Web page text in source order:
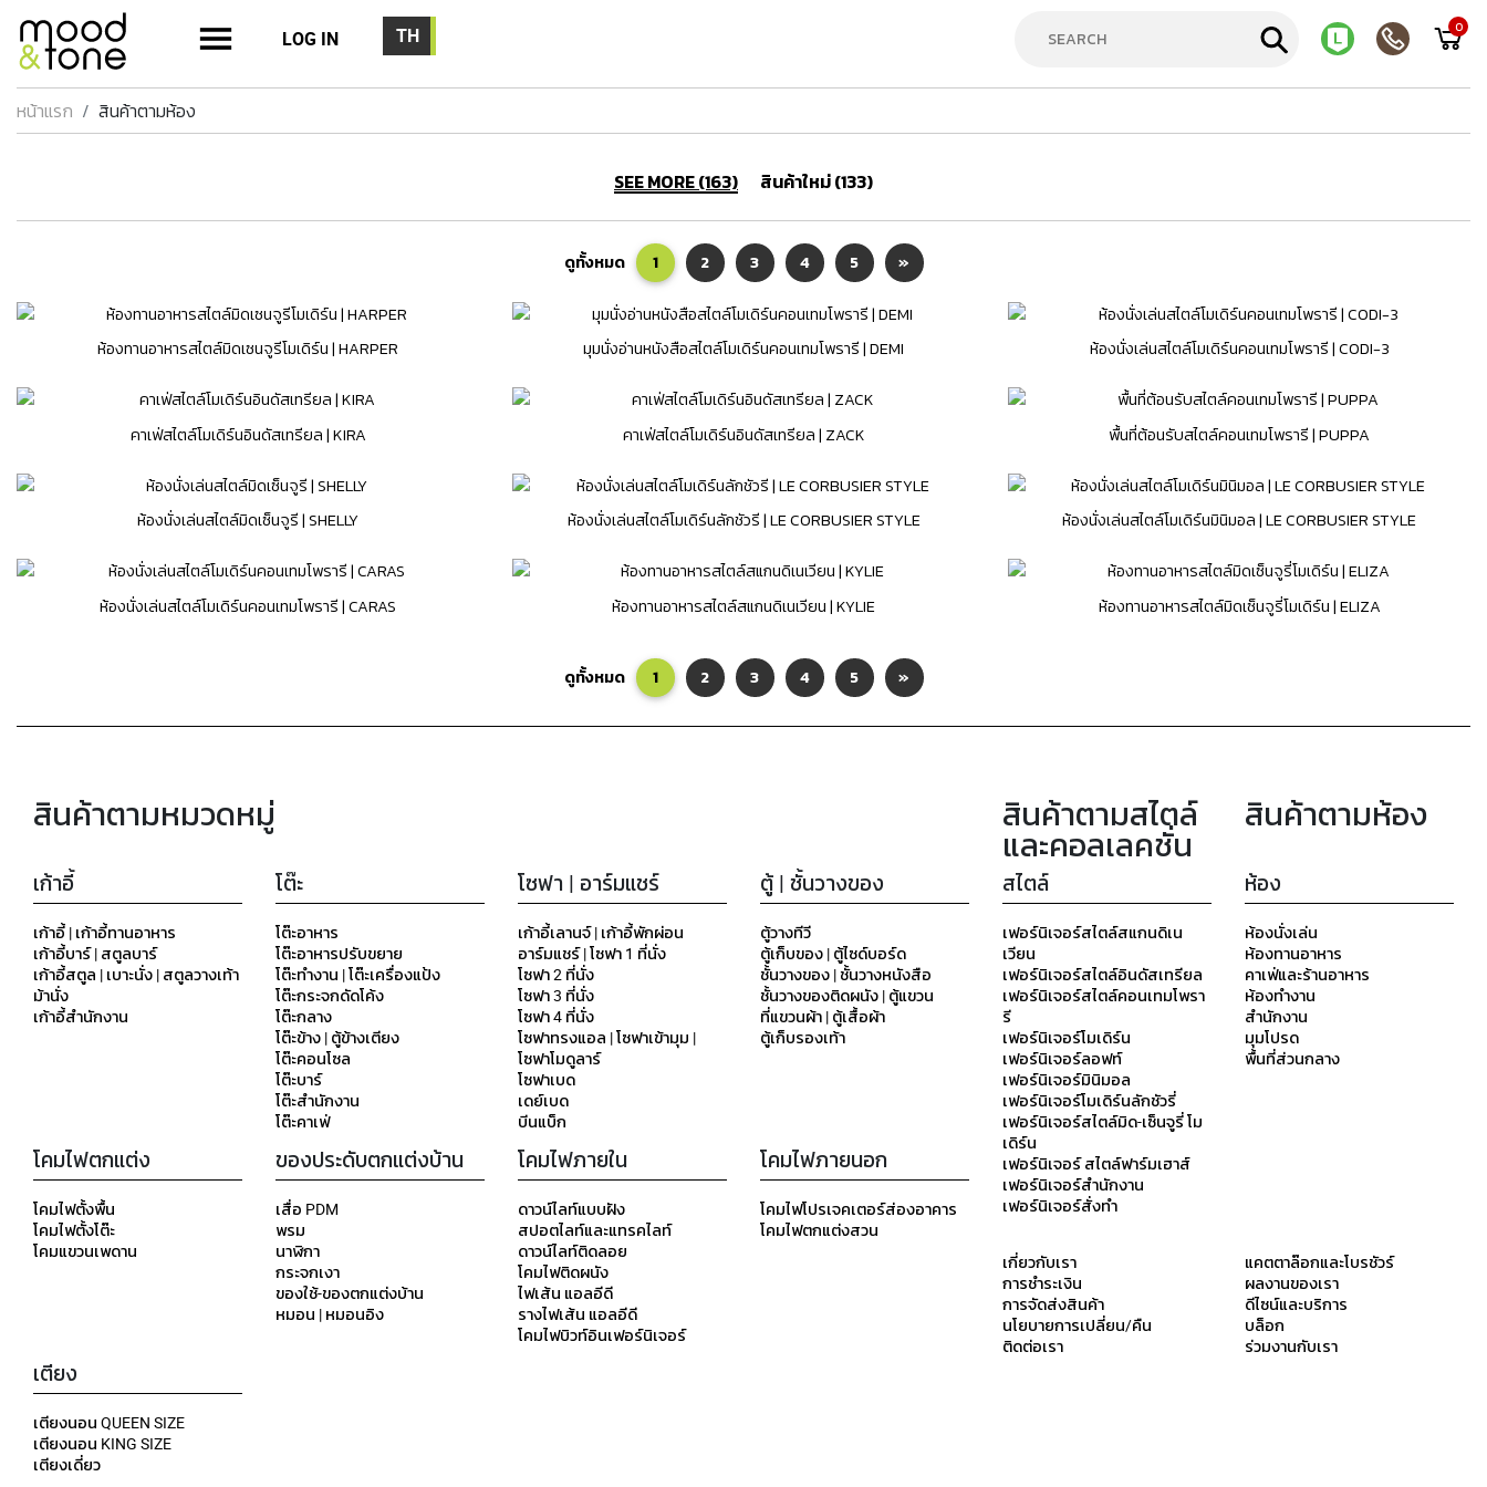
LOG IN 0
หน้าแรก สินค้าตามห้อง
SEE MORE (163) สินค้าใหม่ (133)
ดูทั้งหมด 1 2 3 4 5 »
ห้องทานอาหารสไตล์มิดเซนจูรีโมเดิร์น | HARPER มุมนั่งอ่านหนังสือสไตล์โมเดิร์นคอนเทมโพรารี | DEMI ห้องนั่งเล่นสไตล์โมเดิร์นคอนเทมโพรารี | CODI-3
คาเฟ่สไตล์โมเดิร์นอินดัสเทรียล | KIRA คาเฟ่สไตล์โมเดิร์นอินดัสเทรียล | ZACK พื้นที่ต้อนรับสไตล์คอนเทมโพรารี | PUPPA
ห้องนั่งเล่นสไตล์มิดเซ็นจูรี | SHELLY ห้องนั่งเล่นสไตล์โมเดิร์นลักชัวรี | LE CORBUSIER STYLE ห้องนั่งเล่นสไตล์โมเดิร์นมินิมอล | LE CORBUSIER STYLE
ห้องนั่งเล่นสไตล์โมเดิร์นคอนเทมโพรารี | CARAS ห้องทานอาหารสไตล์สแกนดิเนเวียน | KYLIE ห้องทานอาหารสไตล์มิดเซ็นจูรี่โมเดิร์น | ELIZA
ดูทั้งหมด 1 2 3 4 5 »
สินค้าตามหมวดหมู่
เก้าอี้
เก้าอี้ | เก้าอี้ทานอาหาร
เก้าอี้บาร์ | สตูลบาร์
เก้าอี้สตูล | เบาะนั่ง | สตูลวางเท้า
ม้านั่ง
เก้าอี้สำนักงาน
โต๊ะ
โต๊ะอาหาร
โต๊ะอาหารปรับขยาย
โต๊ะทำงาน | โต๊ะเครื่องแป้ง
โต๊ะกระจกดัดโค้ง
โต๊ะกลาง
โต๊ะข้าง | ตู้ข้างเตียง
โต๊ะคอนโซล
โต๊ะบาร์
โต๊ะสำนักงาน
โต๊ะคาเฟ่
โซฟา | อาร์มแชร์
เก้าอี้เลานจ์ | เก้าอี้พักผ่อน
อาร์มแชร์ | โซฟา 1 ที่นั่ง
โซฟา 2 ที่นั่ง
โซฟา 3 ที่นั่ง
โซฟา 4 ที่นั่ง
โซฟาทรงแอล | โซฟาเข้ามุม |
โซฟาโมดูลาร์
โซฟาเบด
เดย์เบด
บีนแบ็ก
ตู้ | ชั้นวางของ
ตู้วางทีวี
ตู้เก็บของ | ตู้ไซด์บอร์ด
ชั้นวางของ | ชั้นวางหนังสือ
ชั้นวางของติดผนัง | ตู้แขวน
ที่แขวนผ้า | ตู้เสื้อผ้า
ตู้เก็บรองเท้า
โคมไฟตกแต่ง
โคมไฟตั้งพื้น
โคมไฟตั้งโต๊ะ
โคมแขวนเพดาน
ของประดับตกแต่งบ้าน
เสื่อ PDM
พรม
นาฬิกา
กระจกเงา
ของใช้-ของตกแต่งบ้าน
หมอน | หมอนอิง
โคมไฟภายใน
ดาวน์ไลท์แบบฝัง
สปอตไลท์และแทรคไลท์
ดาวน์ไลท์ติดลอย
โคมไฟติดผนัง
ไฟเส้น แอลอีดี
รางไฟเส้น แอลอีดี
โคมไฟบิวท์อินเฟอร์นิเจอร์
โคมไฟภายนอก
โคมไฟโปรเจคเตอร์ส่องอาคาร
โคมไฟตกแต่งสวน
เตียง
เตียงนอน QUEEN SIZE
เตียงนอน KING SIZE
เตียงเดี่ยว
สินค้าตามสไตล์
และคอลเลคชั่น
สไตล์
เฟอร์นิเจอร์สไตล์สแกนดิเน
เวียน
เฟอร์นิเจอร์สไตล์อินดัสเทรียล
เฟอร์นิเจอร์สไตล์คอนเทมโพรา
รี
เฟอร์นิเจอร์โมเดิร์น
เฟอร์นิเจอร์ลอฟท์
เฟอร์นิเจอร์มินิมอล
เฟอร์นิเจอร์โมเดิร์นลักชัวรี่
เฟอร์นิเจอร์สไตล์มิด-เซ็นจูรี่ โม
เดิร์น
เฟอร์นิเจอร์ สไตล์ฟาร์มเฮาส์
เฟอร์นิเจอร์สำนักงาน
เฟอร์นิเจอร์สั่งทำ
สินค้าตามห้อง
ห้อง
ห้องนั่งเล่น
ห้องทานอาหาร
คาเฟ่และร้านอาหาร
ห้องทำงาน
สำนักงาน
มุมโปรด
พื้นที่ส่วนกลาง
เกี่ยวกับเรา
การชำระเงิน
การจัดส่งสินค้า
นโยบายการเปลี่ยน/คืน
ติดต่อเรา
แคตตาล๊อกและโบรชัวร์
ผลงานของเรา
ดีไซน์และบริการ
บล็อก
ร่วมงานกับเรา